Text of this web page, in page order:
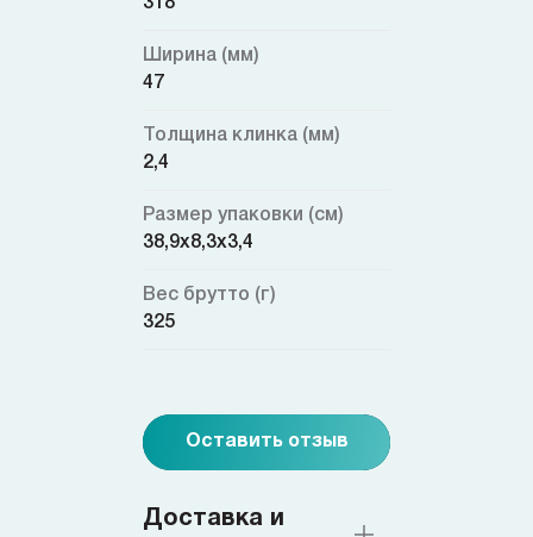
318
Ширина (мм)
47
Толщина клинка (мм)
2,4
Размер упаковки (см)
38,9x8,3x3,4
Вес брутто (г)
325
Оставить отзыв
Доставка и